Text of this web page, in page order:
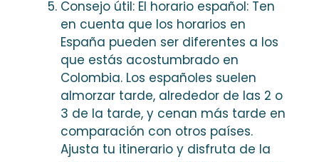
Consejo útil: El horario español: Ten
en cuenta que los horarios en
España pueden ser diferentes a los
que estás acostumbrado en
Colombia. Los españoles suelen
almorzar tarde, alrededor de las 2 o
3 de la tarde, y cenan más tarde en
comparación con otros países.
Ajusta tu itinerario y disfruta de la